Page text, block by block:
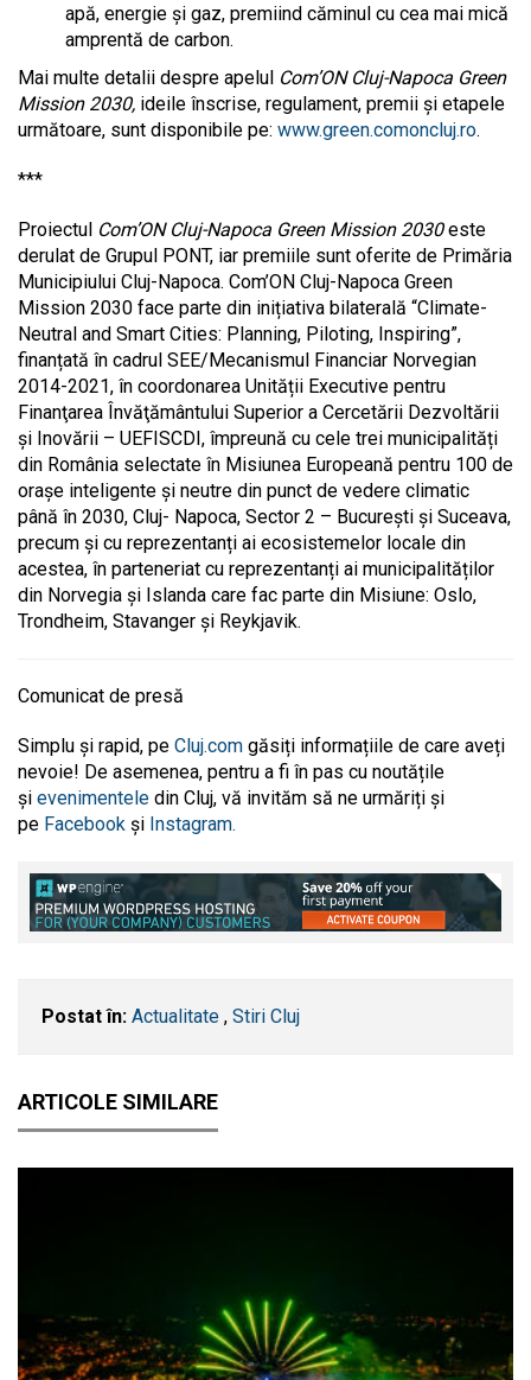
apă, energie și gaz, premiind căminul cu cea mai mică
amprentă de carbon.
Mai multe detalii despre apelul Com’ON Cluj-Napoca Green
Mission 2030, ideile înscrise, regulament, premii și etapele
următoare, sunt disponibile pe: www.green.comoncluj.ro.
***
Proiectul Com’ON Cluj-Napoca Green Mission 2030este
derulat de Grupul PONT, iar premiile sunt oferite de Primăria
Municipiului Cluj-Napoca. Com’ON Cluj-Napoca Green
Mission 2030 face parte din inițiativa bilaterală “Climate-
Neutral and Smart Cities: Planning, Piloting, Inspiring”,
finanțată în cadrul SEE/Mecanismul Financiar Norvegian
2014-2021, în coordonarea Unității Executive pentru
Finanţarea Învăţământului Superior a Cercetării Dezvoltării
şi Inovării – UEFISCDI, împreună cu cele trei municipalități
din România selectate în Misiunea Europeană pentru 100 de
orașe inteligente și neutre din punct de vedere climatic
până în 2030, Cluj- Napoca, Sector 2 – București și Suceava,
precum și cu reprezentanți ai ecosistemelor locale din
acestea, în parteneriat cu reprezentanți ai municipalităților
din Norvegia și Islanda care fac parte din Misiune: Oslo,
Trondheim, Stavanger și Reykjavik.
Comunicat de presă
Simplu și rapid, pe Cluj.com găsiți informațiile de care aveți
nevoie! De asemenea, pentru a fi în pas cu noutățile
și evenimentele din Cluj, vă invităm să ne urmăriți și
pe Facebook și Instagram.
Postat în: Actualitate , Stiri Cluj
ARTICOLE SIMILARE